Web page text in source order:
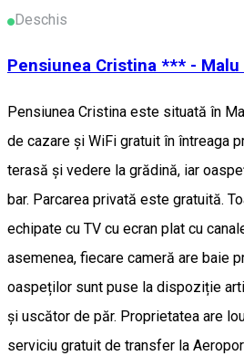
Deschis
Pensiunea Cristina *** - Malu
Pensiunea Cristina este situată în
de cazare și WiFi gratuit în întreaga
terasă și vedere la grădină, iar
bar. Parcarea privată este gratuită.
echipate cu TV cu ecran plat cu
asemenea, fiecare cameră are baie
oaspeților sunt puse la dispoziție
și uscător de păr. Proprietatea are
serviciu gratuit de transfer la